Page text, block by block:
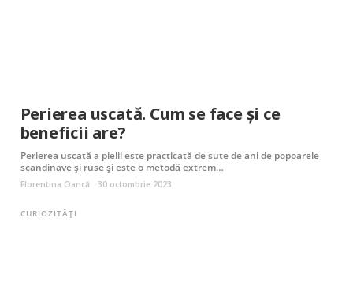
Perierea uscată. Cum se face și ce
beneficii are?
Perierea uscată a pielii este practicată de sute de ani de popoarele
scandinave și ruse și este o metodă extrem…
Florentina Oancă 30 octombrie 2023
CURIOZITĂȚI